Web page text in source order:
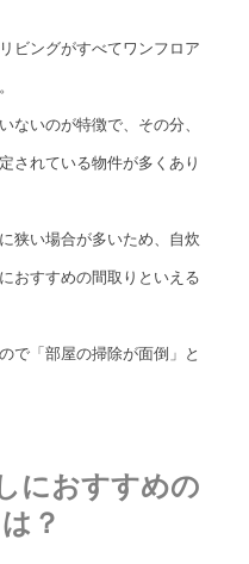
ビングがすべてワンフロア
ないのが特徴で、その分、
されている物件が多くあり
狭い場合が多いため、自炊
おすすめの間取りといえる
で「部屋の掃除が面倒」と
におすすめの
？